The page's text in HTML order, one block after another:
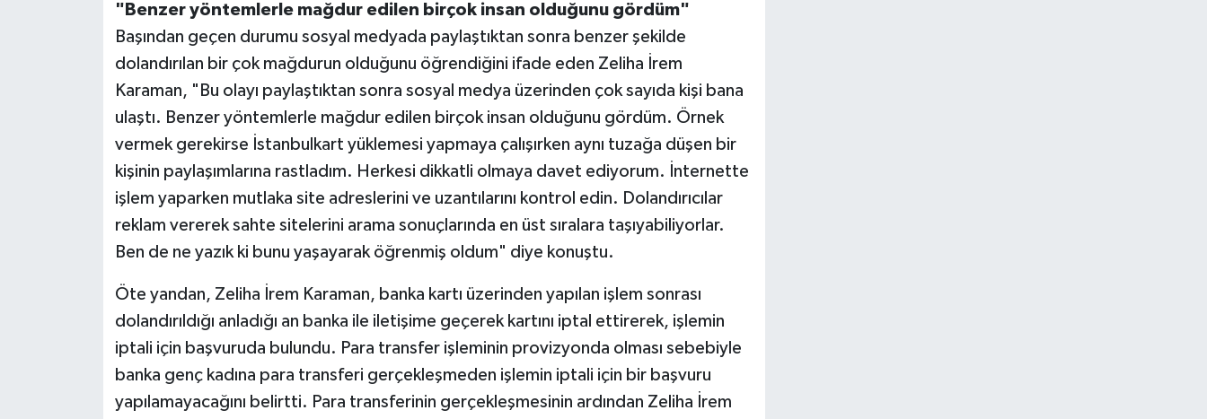
"Benzer yöntemlerle mağdur edilen birçok insan olduğunu gördüm"
Başından geçen durumu sosyal medyada paylaştıktan sonra benzer şekilde
dolandırılan bir çok mağdurun olduğunu öğrendiğini ifade eden Zeliha İrem
Karaman, "Bu olayı paylaştıktan sonra sosyal medya üzerinden çok sayıda kişi bana
ulaştı. Benzer yöntemlerle mağdur edilen birçok insan olduğunu gördüm. Örnek
vermek gerekirse İstanbulkart yüklemesi yapmaya çalışırken aynı tuzağa düşen bir
kişinin paylaşımlarına rastladım. Herkesi dikkatli olmaya davet ediyorum. İnternette
işlem yaparken mutlaka site adreslerini ve uzantılarını kontrol edin. Dolandırıcılar
reklam vererek sahte sitelerini arama sonuçlarında en üst sıralara taşıyabiliyorlar.
Ben de ne yazık ki bunu yaşayarak öğrenmiş oldum" diye konuştu.
Öte yandan, Zeliha İrem Karaman, banka kartı üzerinden yapılan işlem sonrası
dolandırıldığı anladığı an banka ile iletişime geçerek kartını iptal ettirerek, işlemin
iptali için başvuruda bulundu. Para transfer işleminin provizyonda olması sebebiyle
banka genç kadına para transferi gerçekleşmeden işlemin iptali için bir başvuru
yapılamayacağını belirtti. Para transferinin gerçekleşmesinin ardından Zeliha İrem